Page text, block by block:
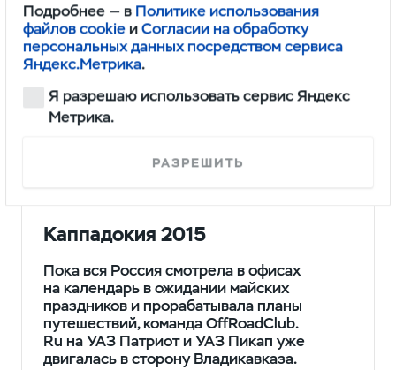
Каппадокия 2015
Пока вся Россия смотрела в офисах
на календарь в ожидании майских
праздников и прорабатывала планы
путешествий, команда OffRoadClub.
Ru на УАЗ Патриот и УАЗ Пикап уже
двигалась в сторону Владикавказа.
Подробнее — в Политике использования
файлов cookie иСогласии на обработку
персональных данных посредством сервиса
Яндекс.Метрика.
Я разрешаю использовать сервис Яндекс
Метрика.
РАЗРЕШИТЬ